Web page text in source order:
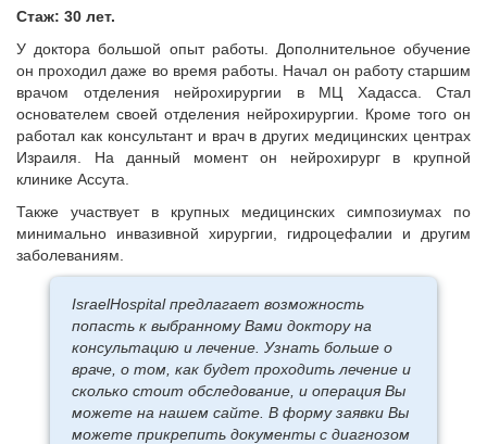
Стаж: 30 лет.
У доктора большой опыт работы. Дополнительное обучение
он проходил даже во время работы. Начал он работу старшим
врачом отделения нейрохирургии в МЦ Хадасса. Стал
основателем своей отделения нейрохирургии. Кроме того он
работал как консультант и врач в других медицинских центрах
Израиля. На данный момент он нейрохирург в крупной
клинике Ассута.
Также участвует в крупных медицинских симпозиумах по
минимально инвазивной хирургии, гидроцефалии и другим
заболеваниям.
IsraelHospital предлагает возможность
попасть к выбранному Вами доктору на
консультацию и лечение. Узнать больше о
враче, о том, как будет проходить лечение и
сколько стоит обследование, и операция Вы
можете на нашем сайте. В форму заявки Вы
можете прикрепить документы с диагнозом